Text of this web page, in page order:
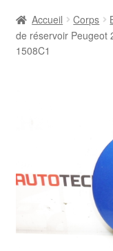
Contact
Paiements
Accueil Corps
de réservoir Peugeot
1508C1